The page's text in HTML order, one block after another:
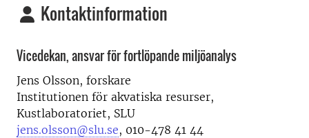
Kontaktinformation
Vicedekan, ansvar för fortlöpande miljöanalys
Jens Olsson, forskare
Institutionen för akvatiska resurser,
Kustlaboratoriet, SLU
jens.olsson@slu.se, 010-478 41 44